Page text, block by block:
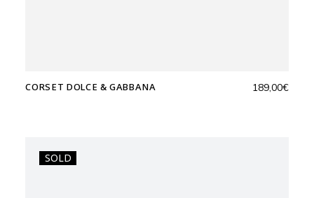
CORSET DOLCE & GABBANA 189,00€
SOLD